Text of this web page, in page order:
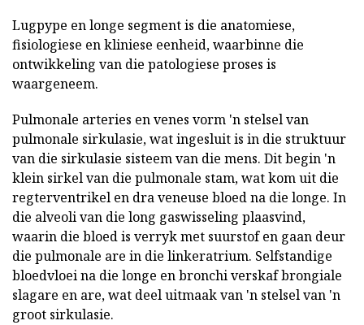
Lugpype en longe segment is die anatomiese,
fisiologiese en kliniese eenheid, waarbinne die
ontwikkeling van die patologiese proses is
waargeneem.
Pulmonale arteries en venes vorm 'n stelsel van
pulmonale sirkulasie, wat ingesluit is in die struktuur
van die sirkulasie sisteem van die mens. Dit begin 'n
klein sirkel van die pulmonale stam, wat kom uit die
regterventrikel en dra veneuse bloed na die longe. In
die alveoli van die long gaswisseling plaasvind,
waarin die bloed is verryk met suurstof en gaan deur
die pulmonale are in die linkeratrium. Selfstandige
bloedvloei na die longe en bronchi verskaf brongiale
slagare en are, wat deel uitmaak van 'n stelsel van 'n
groot sirkulasie.